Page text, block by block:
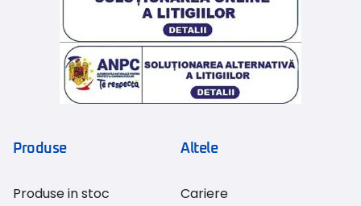
Produse
Produse in stoc
Altele
Cariere